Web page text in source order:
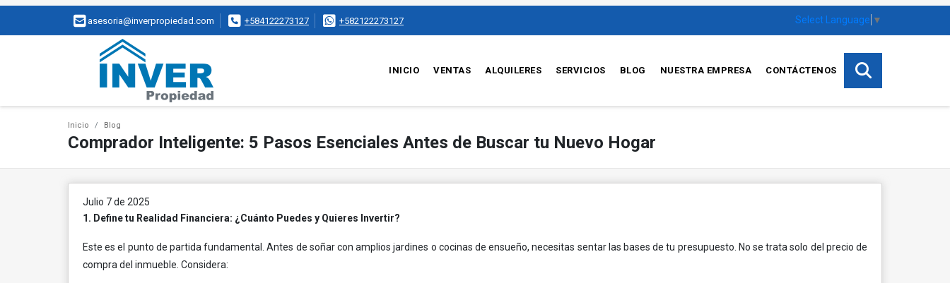
asesoria@inverpropiedad.com +584122273127 +582122273127 Select Language ▼
INICIO VENTAS ALQUILERES SERVICIOS BLOG NUESTRA EMPRESA CONTÁCTENOS
Inicio Blog
Comprador Inteligente: 5 Pasos Esenciales Antes de Buscar tu Nuevo Hogar
Julio 7 de 2025
1. Define tu Realidad Financiera: ¿Cuánto Puedes y Quieres Invertir?
Este es el punto de partida fundamental. Antes de soñar con amplios jardines o cocinas de ensueño, necesitas sentar las bases de tu presupuesto. No se trata solo del precio de
compra del inmueble. Considera: